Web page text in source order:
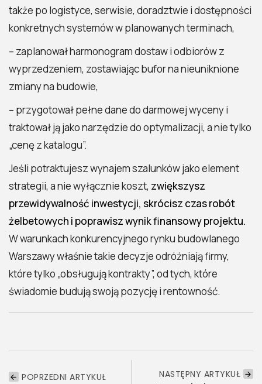
także po logistyce, serwisie, doradztwie i dostępności
konkretnych systemów w planowanych terminach,
– zaplanował harmonogram dostaw i odbiorów z
wyprzedzeniem, zostawiając bufor na nieuniknione
zmiany na budowie,
– przygotował pełne dane do darmowej wyceny i
traktował ją jako narzędzie do optymalizacji, a nie tylko
„cenę z katalogu”.
Jeśli potraktujesz wynajem szalunków jako element
strategii, a nie wyłącznie koszt, zwiększysz
przewidywalność inwestycji, skrócisz czas robót
żelbetowych i poprawisz wynik finansowy projektu.
W warunkach konkurencyjnego rynku budowlanego
Warszawy właśnie takie decyzje odróżniają firmy,
które tylko „obsługują kontrakty”, od tych, które
świadomie budują swoją pozycję i rentowność.
POPRZEDNI ARTYKUŁ
NASTĘPNY ARTYKUŁ